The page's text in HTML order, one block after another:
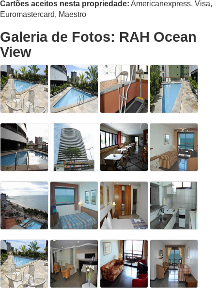
Cartões aceitos nesta propriedade: Americanexpress, Visa,
Euromastercard, Maestro
Galeria de Fotos: RAH Ocean
View